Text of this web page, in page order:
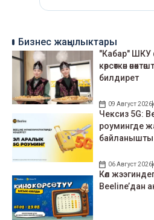
Бизнес жаңылыктары
"Кабар" ШКУ
көрсөткөн
билдирет
09 Август 2026
Чексиз 5G:
роумингде
байланышты
06 Август 2026
Көл
Beeline’дан